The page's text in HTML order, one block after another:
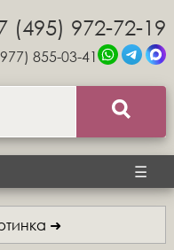
(495) 972-72-19
855-03-41
☰
➜